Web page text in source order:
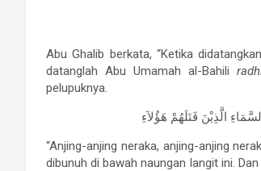
Abu Ghalib berkata, “Ketika
datanglah Abu Umamah al-Bahili
pelupuknya.
الَّذِيْنَ قَتَلَهُمْ هَؤُلاَءِ
“Anjing-anjing neraka, anjing-anjing
dibunuh di bawah naungan langit ini.